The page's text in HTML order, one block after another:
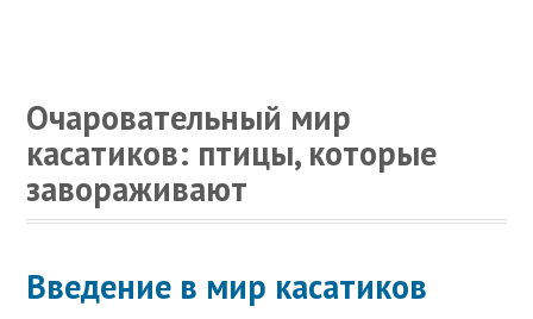
Очаровательный мир
касатиков: птицы, которые
завораживают
Введение в мир касатиков